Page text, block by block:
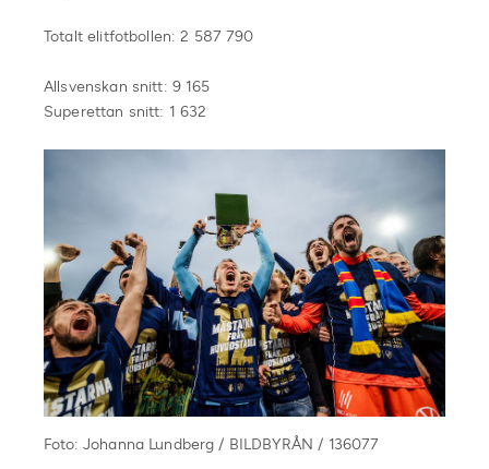
Totalt elitfotbollen: 2 587 790
Allsvenskan snitt: 9 165
Superettan snitt: 1 632
Foto: Johanna Lundberg / BILDBYRÅN / 136077